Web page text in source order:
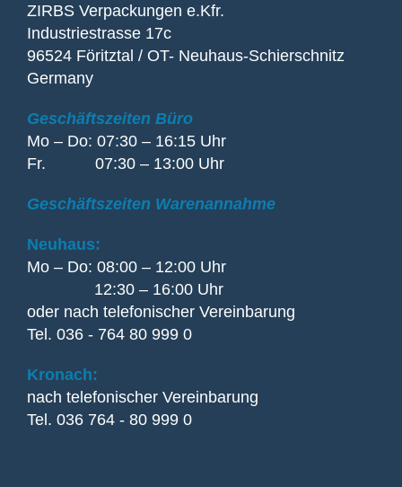
ZIRBS Verpackungen e.Kfr.
Industriestrasse 17c
96524 Föritztal / OT- Neuhaus-Schierschnitz
Germany
Geschäftszeiten Büro
Mo – Do: 07:30 – 16:15 Uhr
Fr. 07:30 – 13:00 Uhr
Geschäftszeiten Warenannahme
Neuhaus:
Mo – Do: 08:00 – 12:00 Uhr
12:30 – 16:00 Uhr
oder nach telefonischer Vereinbarung
Tel. 036 - 764 80 999 0
Kronach:
nach telefonischer Vereinbarung
Tel. 036 764 - 80 999 0